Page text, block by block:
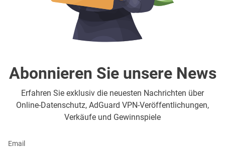
Abonnieren Sie unsere News
Erfahren Sie exklusiv die neuesten Nachrichten über
Online-Datenschutz, AdGuard VPN-Veröffentlichungen,
Verkäufe und Gewinnspiele
Email